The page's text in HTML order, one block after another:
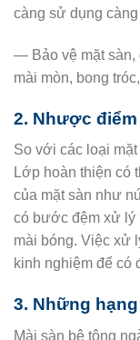
càng sử dụng
— Bảo vệ mặt sàn,
mài mòn, bong
2. Nhược
So với các loại
Lớp hoàn thiện có
của mặt sàn như
có bước đệm xử lý
mài bóng. Việc xử
kinh nghiệm để có
3. Những
Mài sàn bê tông